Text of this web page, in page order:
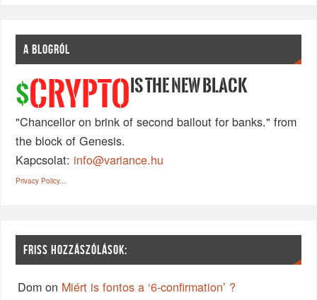
A BLOGRÓL
$CRYPTO IS THE NEW BLACK
"Chancellor on brink of second bailout for banks." from
the block of Genesis.
Kapcsolat: info@variance.hu
Privacy Policy...
FRISS HOZZÁSZÓLÁSOK:
Dom on Miért is fontos a ‘6-confirmation’ ?